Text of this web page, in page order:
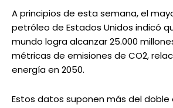
A principios de esta semana, el
petróleo de Estados Unidos indicó
mundo logra alcanzar 25.000
métricas de emisiones de CO2,
energía en 2050.
Estos datos suponen más del doble